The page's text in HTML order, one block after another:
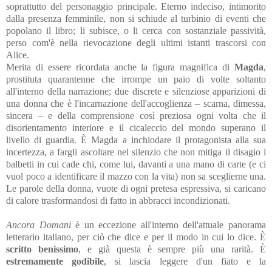
soprattutto del personaggio principale. Eterno indeciso, intimorito
dalla presenza femminile, non si schiude al turbinio di eventi che
popolano il libro; li subisce, o li cerca con sostanziale passività,
perso com'è nella rievocazione degli ultimi istanti trascorsi con
Alice.
Merita di essere ricordata anche la figura magnifica di Magda,
prostituta quarantenne che irrompe un paio di volte soltanto
all'interno della narrazione; due discrete e silenziose apparizioni di
una donna che è l'incarnazione dell'accoglienza – scarna, dimessa,
sincera – e della comprensione così preziosa ogni volta che il
disorientamento interiore e il cicaleccio del mondo superano il
livello di guardia. È Magda a inchiodare il protagonista alla sua
incertezza, a fargli ascoltare nel silenzio che non mitiga il disagio i
balbetti in cui cade chi, come lui, davanti a una mano di carte (e ci
vuol poco a identificare il mazzo con la vita) non sa sceglierne una.
Le parole della donna, vuote di ogni pretesa espressiva, si caricano
di calore trasformandosi di fatto in abbracci incondizionati.
Ancora Domaniè un eccezione all'interno dell'attuale panorama
letterario italiano, per ciò che dice e per il modo in cui lo dice. È
scritto benissimo, e già questa è sempre più una rarità. È
estremamente godibile, si lascia leggere d'un fiato e la